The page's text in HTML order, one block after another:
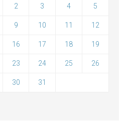
2 3 4 5
9 10 11 12
16 17 18 19
23 24 25 26
30 31